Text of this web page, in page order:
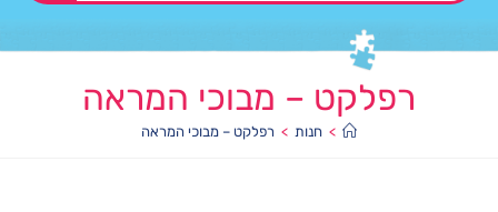
רפלקט – מבוכי המראה
> חנות > רפלקט – מבוכי המראה